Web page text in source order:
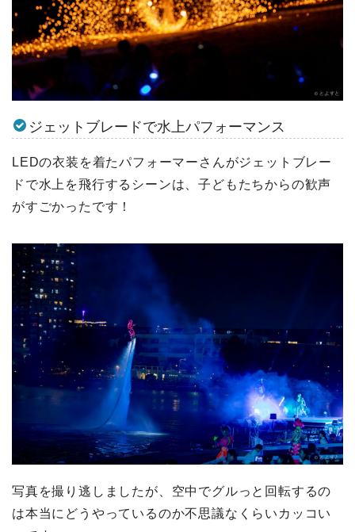
ジェットブレードで水上パフォーマンス
LEDの衣装を着たパフォーマーさんがジェットブレー
ドで水上を飛行するシーンは、子どもたちからの歓声
がすごかったです！
写真を撮り逃しましたが、空中でグルっと回転するの
は本当にどうやっているのか不思議なくらいカッコい